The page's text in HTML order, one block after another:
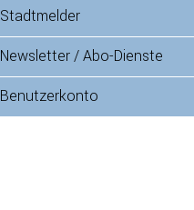
Stadtmelder
Newsletter / Abo-Dienste
Benutzerkonto